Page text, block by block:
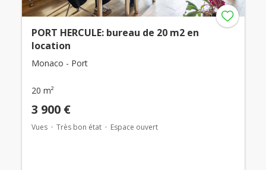
PORT HERCULE: bureau de 20 m2 en
location
Monaco - Port
20 m²
3 900 €
Vues Très bon état Espace ouvert